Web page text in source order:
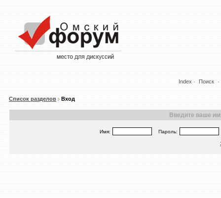
Index Поиск
Список разделов Вход
Введите ваше
Имя: Пароль: